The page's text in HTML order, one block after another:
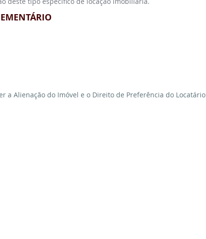
EMENTÁRIO
a Alienação do Imóvel e o Direito de Preferência do Locatário